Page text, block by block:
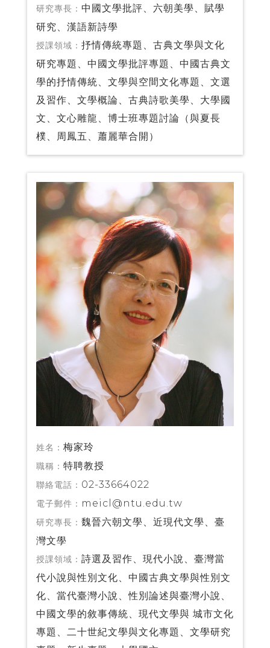
研究專長： 中國文學批評、六朝美學、賦學
研究、漢語新詩學
授課領域： 抒情傳統專題、古典文學與文化
研究專題、中國文學批評專題、中國古典文
學的抒情傳統、文學與空間文化專題、文選
及習作、文學概論、古典詩歌美學、大學國
文、文心雕龍、博士班專題討論（與夏長
樸、周鳳五、蕭麗華合開）
姓名： 梅家玲
職稱： 特聘教授
聯絡電話： 02-33664022
電子郵件： meicl@ntu.edu.tw
研究專長： 魏晉六朝文學、近現代文學、臺
灣文學
授課領域： 詩選及習作、現代小說、臺灣當
代小說與性別文化、中國古典文學與性別文
化、當代臺灣小說、性別論述與臺灣小說、
中國文學的敘事傳統、現代文學與 城市文化
專題、二十世紀文學與文化專題、文學研究